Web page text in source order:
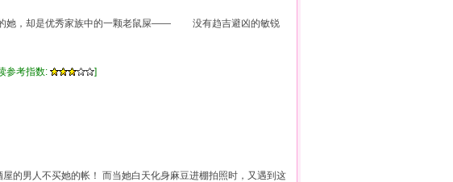
她，却是优秀家族中的一颗老鼠屎—— 没有趋吉避凶的敏锐
参考指数:
]
的男人不买她的帐！ 而当她白天化身麻豆进棚拍照时，又遇到这